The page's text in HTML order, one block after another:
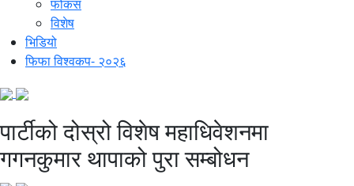
फोकस
विशेष
भिडियो
फिफा विश्वकप- २०२६
पार्टीको दोस्रो विशेष महाधिवेशनमा
गगनकुमार थापाको पुरा सम्बोधन